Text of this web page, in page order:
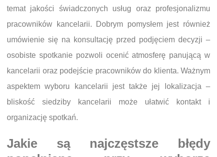
temat jakości świadczonych usług oraz profesjonalizmu
pracowników kancelarii. Dobrym pomysłem jest również
umówienie się na konsultację przed podjęciem decyzji –
osobiste spotkanie pozwoli ocenić atmosferę panującą w
kancelarii oraz podejście pracowników do klienta. Ważnym
aspektem wyboru kancelarii jest także jej lokalizacja –
bliskość siedziby kancelarii może ułatwić kontakt i
organizację spotkań.
Jakie są najczęstsze błędy